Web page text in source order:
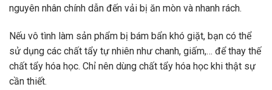
nguyên nhân chính dẫn đến vải bị ăn mòn và nhanh rách.
Nếu vô tình làm sản phẩm bị bám bẩn khó giặt, bạn có thể
sử dụng các chất tẩy tự nhiên như chanh, giấm,… để thay thế
chất tẩy hóa học. Chỉ nên dùng chất tẩy hóa học khi thật sự
cần thiết.